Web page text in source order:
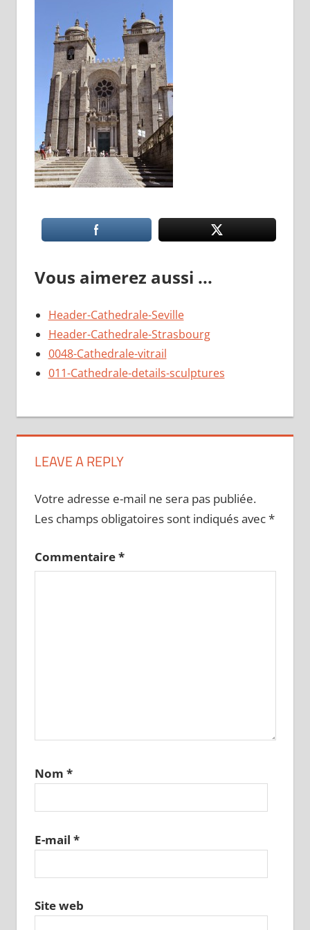
Vous aimerez aussi ...
Header-Cathedrale-Seville
Header-Cathedrale-Strasbourg
0048-Cathedrale-vitrail
011-Cathedrale-details-sculptures
LEAVE A REPLY
Votre adresse e-mail ne sera pas publiée.
Les champs obligatoires sont indiqués avec*
Commentaire*
Nom *
E-mail *
Site web